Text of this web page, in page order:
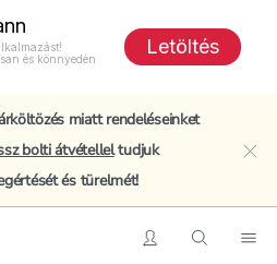
és könnyedén
Letöltés
miatt rendeléseinket
bolti átvételleltudjuk
és türelmét!
BelépésKeresés